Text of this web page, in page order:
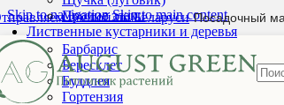
Skip to navigationSkip to main content
почтой по Беларуси Посадочный
Прочие злаки
Лиственные кустарники и деревья
Барбарис
Бересклет
Буддлея
Гортензия